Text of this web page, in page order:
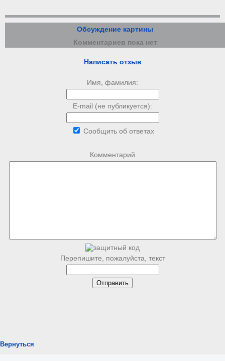
Обсуждение картины
Комментариев пока нет
Написать отзыв
Имя, фамилия:
E-mail (не публикуется):
Сообщить об ответах
Комментарий
Перепишите, пожалуйста, текст
Вернуться